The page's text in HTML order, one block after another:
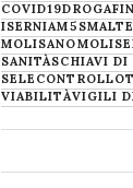
COVID19DROGA
ISERNIAM5S
MOLISANOMOLISE
SANITÀSCHIAVI DI
SELECONTROLLO
VIABILITÀVIGILI